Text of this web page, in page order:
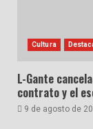
Cultura
L-Gante
contrato y el
9 de agosto de